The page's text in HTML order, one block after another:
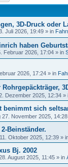
3D-Druck oder
Juli 2026, 19:49 » in
haben
Februar 2026, 17:04 » in
2026, 17:24 » in
Dezember 2025, 12:34 »
benimmt sich
27. November 2025, 14:28
Beinständer.
Oktober 2025, 12:39 »
Bj. 2002
August 2025, 11:45 » in